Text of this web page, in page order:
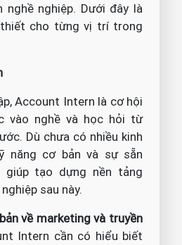
nghiệp. Dưới đây là
cho từng vị trí trong
Account Intern là cơ hội
vào nghề và học hỏi từ
Dù chưa có nhiều kinh
năng cơ bản và sự sẵn
giúp tạo dựng nền tảng
sau này.
về marketing và truyền
Intern cần có hiểu biết